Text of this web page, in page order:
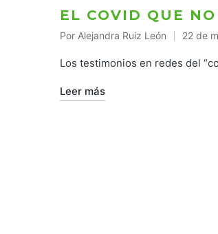
EL COVID QUE
Publicado
por
Por Alejandra Ruiz León 22 de
Los testimonios en redes del
Leer más